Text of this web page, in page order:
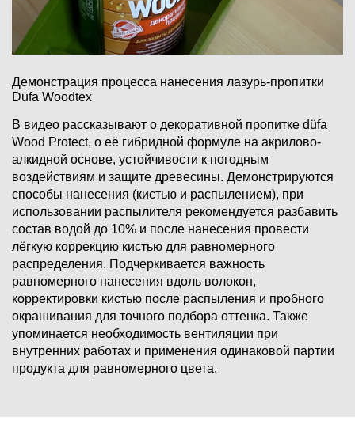
Демонстрация процесса нанесения лазурь-пропитки
Dufa Woodtex
В видео рассказывают о декоративной пропитке düfa
Wood Protect, о её гибридной формуле на акрилово-
алкидной основе, устойчивости к погодным
воздействиям и защите древесины. Демонстрируются
способы нанесения (кистью и распылением), при
использовании распылителя рекомендуется разбавить
состав водой до 10% и после нанесения провести
лёгкую коррекцию кистью для равномерного
распределения.​ Подчеркивается важность
равномерного нанесения вдоль волокон,
корректировки кистью после распыления и пробного
окрашивания для точного подбора оттенка. Также
упоминается необходимость вентиляции при
внутренних работах и применения одинаковой партии
продукта для равномерного цвета.